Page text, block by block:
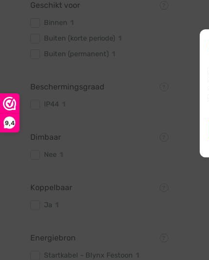
9,4
Geschikt voor
Binnen
Buiten (korte periode)
Buiten (permanent)
Beschermingsgraad
IP44
Dimbaar
Nee
Koppelbaar
Ja
Energiebron
Startkabel - Blynx Festoon